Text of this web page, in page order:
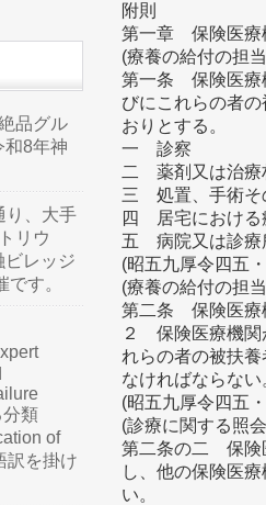
附則
第一章 保険医療
(療養の給付の担
第一条 保険医療
びにこれらの者
おりとする。
一 診察
二 薬剤又は治療
三 処置、手術そ
四 居宅における
五 病院又は診療
(昭五九厚令四五
(療養の給付の担
第二条 保険医療
２ 保険医療機関
れらの者の被扶
なければならない
(昭五九厚令四五
(診療に関する照
第二条の二 保険
し、他の保険医
い。
品グル
8年神
り、大手
リウ
ビレッジ
す。
類
of
訳を掛け